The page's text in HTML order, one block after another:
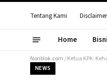
Tentang Kami Disclaimer
Home
Nonblok.com/Ketua KPK:
NEWS